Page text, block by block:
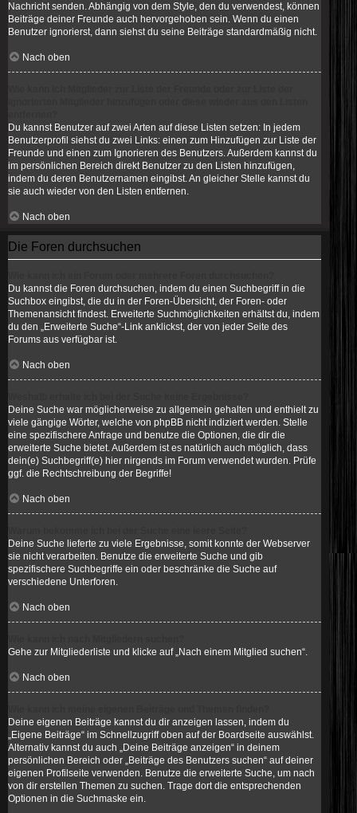
Nachricht senden. Abhängig von dem Style, den du verwendest, können
Beiträge deiner Freunde auch hervorgehoben sein. Wenn du einen
Benutzer ignorierst, dann siehst du seine Beiträge standardmäßig nicht.
Nach oben
Du kannst Benutzer auf zwei Arten auf diese Listen setzen: In jedem
Benutzerprofil siehst du zwei Links: einen zum Hinzufügen zur Liste der
Freunde und einen zum Ignorieren des Benutzers. Außerdem kannst du
im persönlichen Bereich direkt Benutzer zu den Listen hinzufügen,
indem du deren Benutzernamen eingibst. An gleicher Stelle kannst du
sie auch wieder von den Listen entfernen.
Nach oben
Die Foren durchsuchen
Du kannst die Foren durchsuchen, indem du einen Suchbegriff in die
Suchbox eingibst, die du in der Foren-Übersicht, der Foren- oder
Themenansicht findest. Erweiterte Suchmöglichkeiten erhältst du, indem
du den „Erweiterte Suche“-Link anklickst, der von jeder Seite des
Forums aus verfügbar ist.
Nach oben
Deine Suche war möglicherweise zu allgemein gehalten und enthielt zu
viele gängige Wörter, welche von phpBB nicht indiziert werden. Stelle
eine spezifischere Anfrage und benutze die Optionen, die dir die
erweiterte Suche bietet. Außerdem ist es natürlich auch möglich, dass
dein(e) Suchbegriff(e) hier nirgends im Forum verwendet wurden. Prüfe
ggf. die Rechtschreibung der Begriffe!
Nach oben
Deine Suche lieferte zu viele Ergebnisse, somit konnte der Webserver
sie nicht verarbeiten. Benutze die erweiterte Suche und gib
spezifischere Suchbegriffe ein oder beschränke die Suche auf
verschiedene Unterforen.
Nach oben
Gehe zur Mitgliederliste und klicke auf „Nach einem Mitglied suchen“.
Nach oben
Deine eigenen Beiträge kannst du dir anzeigen lassen, indem du
„Eigene Beiträge“ im Schnellzugriff oben auf der Boardseite auswählst.
Alternativ kannst du auch „Deine Beiträge anzeigen“ in deinem
persönlichen Bereich oder „Beiträge des Benutzers suchen“ auf deiner
eigenen Profilseite verwenden. Benutze die erweiterte Suche, um nach
von dir erstellen Themen zu suchen. Trage dort die entsprechenden
Optionen in die Suchmaske ein.